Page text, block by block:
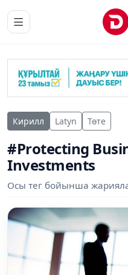
Кирилл Latyn Төте
#Protecting
Investments
Осы тег бойынша